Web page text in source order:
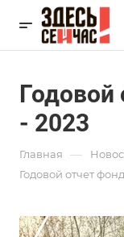
Годовой
- 2023
Главная —
Годовой отчет